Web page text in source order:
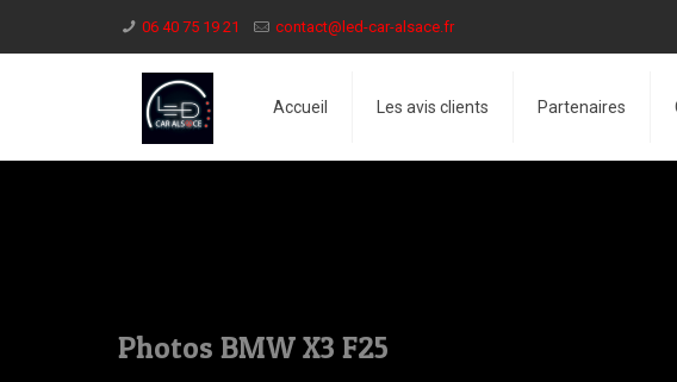
06 40 75 19 21 contact@led-car-alsace.fr
Accueil Les avis clients Partenaires
Photos BMW X3 F25